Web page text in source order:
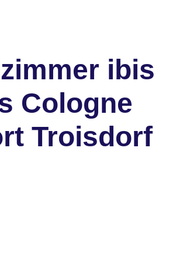
ibis
Cologne
Troisdorf